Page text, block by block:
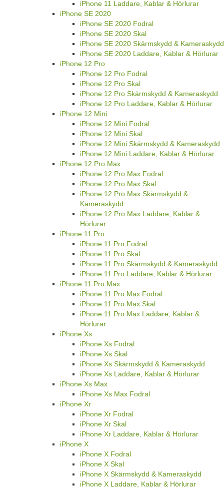
iPhone 11 Laddare, Kablar & Hörlurar
iPhone SE 2020
iPhone SE 2020 Fodral
iPhone SE 2020 Skal
iPhone SE 2020 Skärmskydd & Kameraskydd
iPhone SE 2020 Laddare, Kablar & Hörlurar
iPhone 12 Pro
iPhone 12 Pro Fodral
iPhone 12 Pro Skal
iPhone 12 Pro Skärmskydd & Kameraskydd
iPhone 12 Pro Laddare, Kablar & Hörlurar
iPhone 12 Mini
iPhone 12 Mini Fodral
iPhone 12 Mini Skal
iPhone 12 Mini Skärmskydd & Kameraskydd
iPhone 12 Mini Laddare, Kablar & Hörlurar
iPhone 12 Pro Max
iPhone 12 Pro Max Fodral
iPhone 12 Pro Max Skal
iPhone 12 Pro Max Skärmskydd &
Kameraskydd
iPhone 12 Pro Max Laddare, Kablar &
Hörlurar
iPhone 11 Pro
iPhone 11 Pro Fodral
iPhone 11 Pro Skal
iPhone 11 Pro Skärmskydd & Kameraskydd
iPhone 11 Pro Laddare, Kablar & Hörlurar
iPhone 11 Pro Max
iPhone 11 Pro Max Fodral
iPhone 11 Pro Max Skal
iPhone 11 Pro Max Laddare, Kablar &
Hörlurar
iPhone Xs
iPhone Xs Fodral
iPhone Xs Skal
iPhone Xs Skärmskydd & Kameraskydd
iPhone Xs Laddare, Kablar & Hörlurar
iPhone Xs Max
iPhone Xs Max Fodral
iPhone Xr
iPhone Xr Fodral
iPhone Xr Skal
iPhone Xr Laddare, Kablar & Hörlurar
iPhone X
iPhone X Fodral
iPhone X Skal
iPhone X Skärmskydd & Kameraskydd
iPhone X Laddare, Kablar & Hörlurar